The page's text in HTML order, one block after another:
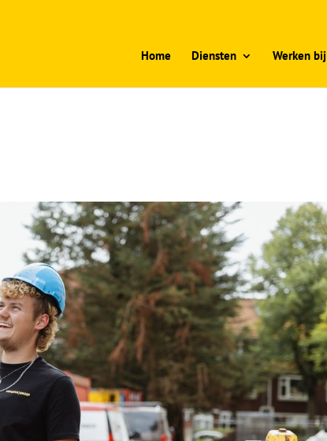
Home Diensten Werken bij